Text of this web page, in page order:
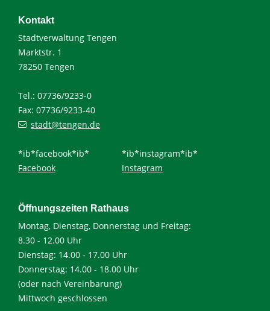
Kontakt
Stadtverwaltung Tengen
Marktstr. 1
78250 Tengen
Tel.: 07736/9233-0
Fax: 07736/9233-40
stadt@tengen.de
*ib*facebook*ib*
Facebook
*ib*instagram*ib*
Instagram
Öffnungszeiten Rathaus
Montag, Dienstag, Donnerstag und Freitag:
8.30 - 12.00 Uhr
Dienstag: 14.00 - 17.00 Uhr
Donnerstag: 14.00 - 18.00 Uhr
(oder nach Vereinbarung)
Mittwoch geschlossen